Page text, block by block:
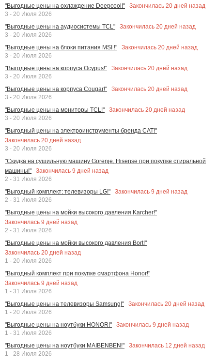
"Выгодные цены на охлаждение Deepcool!"
Закончилась 20 дней назад
3 - 20 Июля 2026
"Выгодные цены на аудиосистемы TCL"
Закончилась 20 дней назад
3 - 20 Июля 2026
"Выгодные цены на блоки питания MSI !"
Закончилась 20 дней назад
3 - 20 Июля 2026
"Выгодные цены на корпуса Ocypus!"
Закончилась 20 дней назад
3 - 20 Июля 2026
"Выгодные цены на корпуса Cougar!"
Закончилась 20 дней назад
3 - 20 Июля 2026
"Выгодные цены на мониторы TCL!"
Закончилась 20 дней назад
3 - 20 Июля 2026
"Выгодный цены на электроинструменты бренда CAT!"
Закончилась 20 дней назад
3 - 20 Июля 2026
"Скидка на сушильную машину Gorenje, Hisense при покупке стиральной
машины!"
Закончилась 9 дней назад
2 - 31 Июля 2026
"Выгодный комплект: телевизоры LG!"
Закончилась 9 дней назад
2 - 31 Июля 2026
"Выгодные цены на мойки высокого давления Karcher!"
Закончилась 9 дней назад
2 - 31 Июля 2026
"Выгодные цены на мойки высокого давления Bort!"
Закончилась 20 дней назад
1 - 20 Июля 2026
"Выгодный комплект при покупке смартфона Honor!"
Закончилась 9 дней назад
1 - 31 Июля 2026
"Выгодные цены на телевизоры Samsung!"
Закончилась 20 дней назад
1 - 20 Июля 2026
"Выгодные цены на ноутбуки HONOR!"
Закончилась 9 дней назад
1 - 31 Июля 2026
"Выгодные цены на ноутбуки MAIBENBEN!"
Закончилась 12 дней назад
1 - 28 Июля 2026